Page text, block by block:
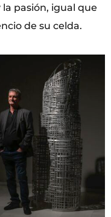
pasión, igual que
de su celda.